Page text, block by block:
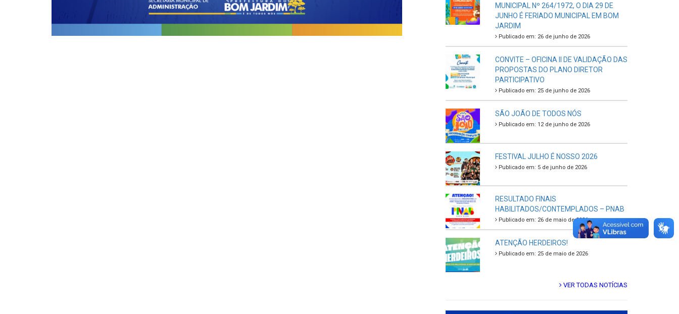
MUNICIPAL Nº 264/1972, O DIA 29 DE
JUNHO É FERIADO MUNICIPAL EM BOM
JARDIM
Publicado em: 26 de junho de 2026
CONVITE – OFICINA II DE VALIDAÇÃO DAS
PROPOSTAS DO PLANO DIRETOR
PARTICIPATIVO
Publicado em: 25 de junho de 2026
SÃO JOÃO DE TODOS NÓS
Publicado em: 12 de junho de 2026
FESTIVAL JULHO É NOSSO 2026
Publicado em: 5 de junho de 2026
RESULTADO FINAIS
HABILITADOS/CONTEMPLADOS – PNAB
Publicado em: 26 de maio de 2026
ATENÇÃO HERDEIROS!
Publicado em: 25 de maio de 2026
VER TODAS NOTÍCIAS